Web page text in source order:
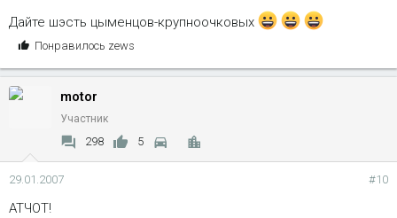
Дайте шэсть цыменцов-крупноочковых
С
м
:
Понравилось zews
motor
Участник
298 5
29.01.2007 #10
АТЧОТ!